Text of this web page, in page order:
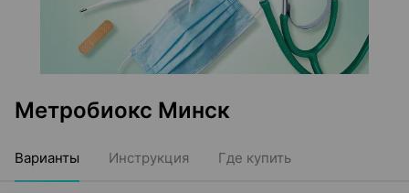
Метробиокс Минск
Варианты Инструкция Где купить